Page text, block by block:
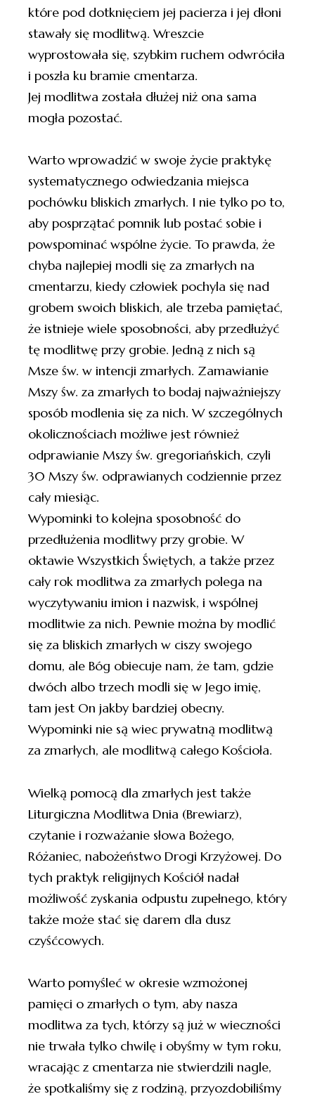
które pod dotknięciem jej pacierza i jej dłoni
stawały się modlitwą. Wreszcie
wyprostowała się, szybkim ruchem odwróciła
i poszła ku bramie cmentarza.
Jej modlitwa została dłużej niż ona sama
mogła pozostać.
Warto wprowadzić w swoje życie praktykę
systematycznego odwiedzania miejsca
pochówku bliskich zmarłych. I nie tylko po to,
aby posprzątać pomnik lub postać sobie i
powspominać wspólne życie. To prawda, że
chyba najlepiej modli się za zmarłych na
cmentarzu, kiedy człowiek pochyla się nad
grobem swoich bliskich, ale trzeba pamiętać,
że istnieje wiele sposobności, aby przedłużyć
tę modlitwę przy grobie. Jedną z nich są
Msze św. w intencji zmarłych. Zamawianie
Mszy św. za zmarłych to bodaj najważniejszy
sposób modlenia się za nich. W szczególnych
okolicznościach możliwe jest również
odprawianie Mszy św. gregoriańskich, czyli
30 Mszy św. odprawianych codziennie przez
cały miesiąc.
Wypominki to kolejna sposobność do
przedłużenia modlitwy przy grobie. W
oktawie Wszystkich Świętych, a także przez
cały rok modlitwa za zmarłych polega na
wyczytywaniu imion i nazwisk, i wspólnej
modlitwie za nich. Pewnie można by modlić
się za bliskich zmarłych w ciszy swojego
domu, ale Bóg obiecuje nam, że tam, gdzie
dwóch albo trzech modli się w Jego imię,
tam jest On jakby bardziej obecny.
Wypominki nie są wiec prywatną modlitwą
za zmarłych, ale modlitwą całego Kościoła.
Wielką pomocą dla zmarłych jest także
Liturgiczna Modlitwa Dnia (Brewiarz),
czytanie i rozważanie słowa Bożego,
Różaniec, nabożeństwo Drogi Krzyżowej. Do
tych praktyk religijnych Kościół nadał
możliwość zyskania odpustu zupełnego, który
także może stać się darem dla dusz
czyśćcowych.
Warto pomyśleć w okresie wzmożonej
pamięci o zmarłych o tym, aby nasza
modlitwa za tych, którzy są już w wieczności
nie trwała tylko chwilę i obyśmy w tym roku,
wracając z cmentarza nie stwierdzili nagle,
że spotkaliśmy się z rodziną, przyozdobiliśmy